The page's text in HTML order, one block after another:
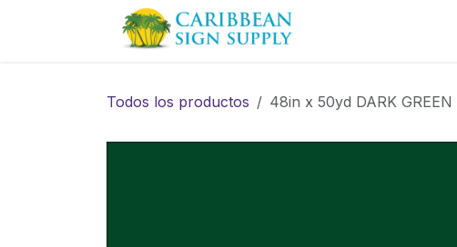
Todos los productos 48in x 50yd DARK